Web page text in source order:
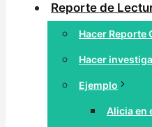
Reporte de
Hacer Reporte
Hacer
Ejemplo
Alicia en